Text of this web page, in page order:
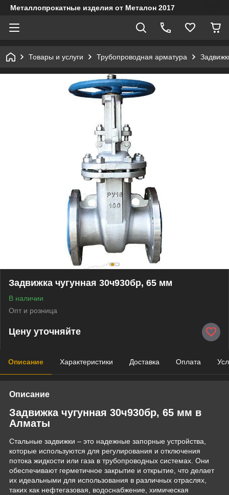
Металлопрокатные изделия от Металон 2017
Товары и услуги Трубопроводная арматура
Задвижка чугунная 30ч930бр, 65 мм
В наличии
Опт и розница
Цену уточняйте
Описание Характеристики Доставка Оплата
Описание
Задвижка чугунная 30ч930бр, 65 мм в
Алматы
Стальные задвижки – это надежные запорные устройства,
которые используются для регулирования и отключения
потока жидкости или газа в трубопроводных системах. Они
обеспечивают герметичное закрытие и открытие, что делает
их идеальными для использования в различных отраслях,
таких как нефтегазовая, водоснабжение, химическая